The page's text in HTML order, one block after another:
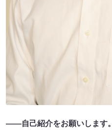
――自己紹介をお願いします。